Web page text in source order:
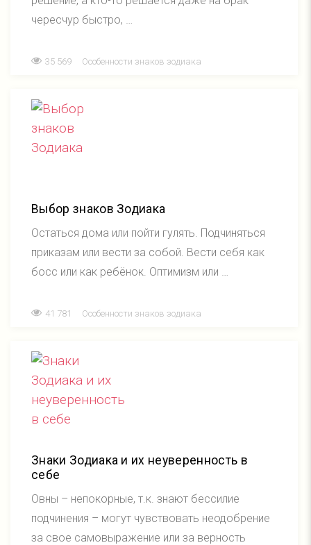
чересчур быстро, …
35 569 Особенности знаков зодиака
Выбор знаков Зодиака
Остаться дома или пойти гулять. Подчиняться
приказам или вести за собой. Вести себя как
босс или как ребёнок. Оптимизм или …
41 781 Особенности знаков зодиака
Знаки Зодиака и их неуверенность в
себе
Овны – непокорные, т.к. знают бессилие
подчинения – могут чувствовать неодобрение
за свое самовыражение или за верность